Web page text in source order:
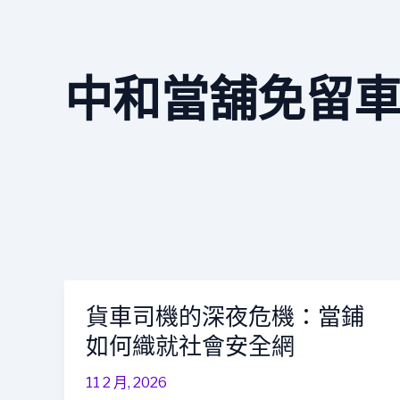
中和當舖免留
貨車司機的深夜危機：當鋪
如何織就社會安全網
11 2 月, 2026
貨
車
司
機